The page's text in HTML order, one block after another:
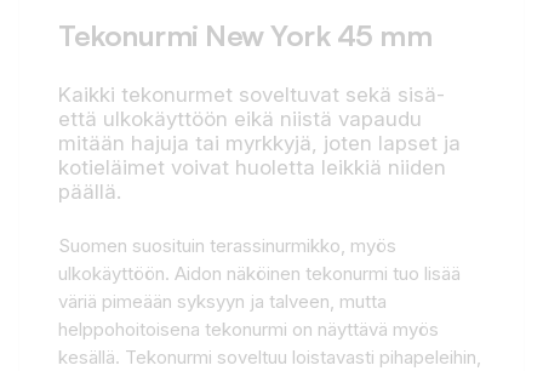
Tekonurmi New York 45 mm
Kaikki tekonurmet soveltuvat sekä sisä-
että ulkokäyttöön eikä niistä vapaudu
mitään hajuja tai myrkkyjä, joten lapset ja
kotieläimet voivat huoletta leikkiä niiden
päällä.
Suomen suosituin terassinurmikko, myös
ulkokäyttöön. Aidon näköinen tekonurmi tuo lisää
väriä pimeään syksyyn ja talveen, mutta
helppohoitoisena tekonurmi on näyttävä myös
kesällä. Tekonurmi soveltuu loistavasti pihapeleihin,